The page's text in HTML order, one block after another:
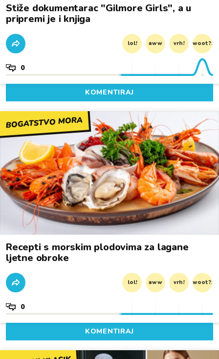
Stiže dokumentarac "Gilmore Girls", a u
pripremi je i knjiga
lol! aww vrh! woot?!
0
KOMENTIRAJ
BOGATSTVO MORA
Recepti s morskim plodovima za lagane
ljetne obroke
lol! aww vrh! woot?!
0
KOMENTIRAJ